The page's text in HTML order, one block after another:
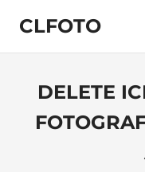
Inhalt
springen
CLFOTO
Fotograf
Lanegger
Oberösterreich
DELETE